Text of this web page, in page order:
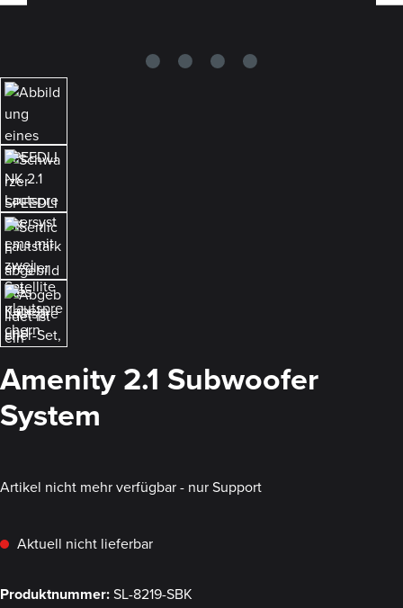
Amenity 2.1 Subwoofer
System
Artikel nicht mehr verfügbar - nur Support
Aktuell nicht lieferbar
Produktnummer:SL-8219-SBK